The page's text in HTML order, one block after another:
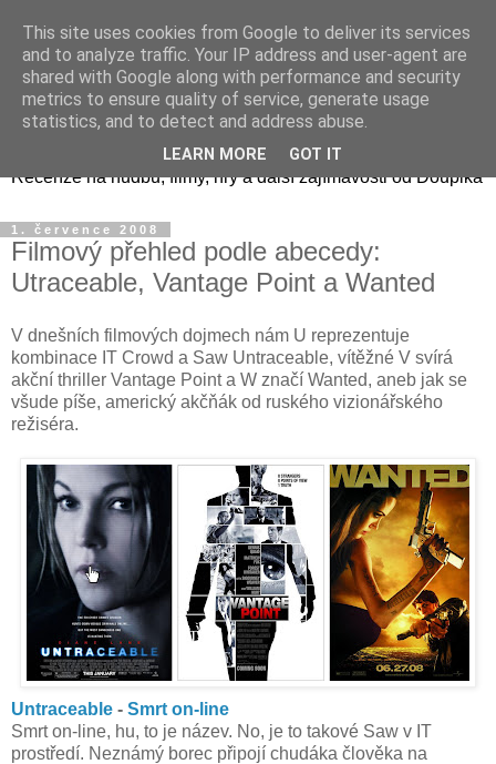
Doupikova mediální směs
Recenze na hudbu, filmy, hry a další zajímavosti od Doupika
1. července 2008
Filmový přehled podle abecedy:
Utraceable, Vantage Point a Wanted
V dnešních filmových dojmech nám U reprezentuje
kombinace IT Crowd a Saw Untraceable, vítěžné V svírá
akční thriller Vantage Point a W značí Wanted, aneb jak se
všude píše, americký akčňák od ruského vizionářského
režiséra.
Untraceable - Smrt on-line
Smrt on-line, hu, to je název. No, je to takové Saw v IT
prostředí. Neznámý borec připojí chudáka člověka na
This site uses cookies from Google to deliver its services
and to analyze traffic. Your IP address and user-agent are
shared with Google along with performance and security
metrics to ensure quality of service, generate usage
statistics, and to detect and address abuse.
LEARN MORE GOT IT